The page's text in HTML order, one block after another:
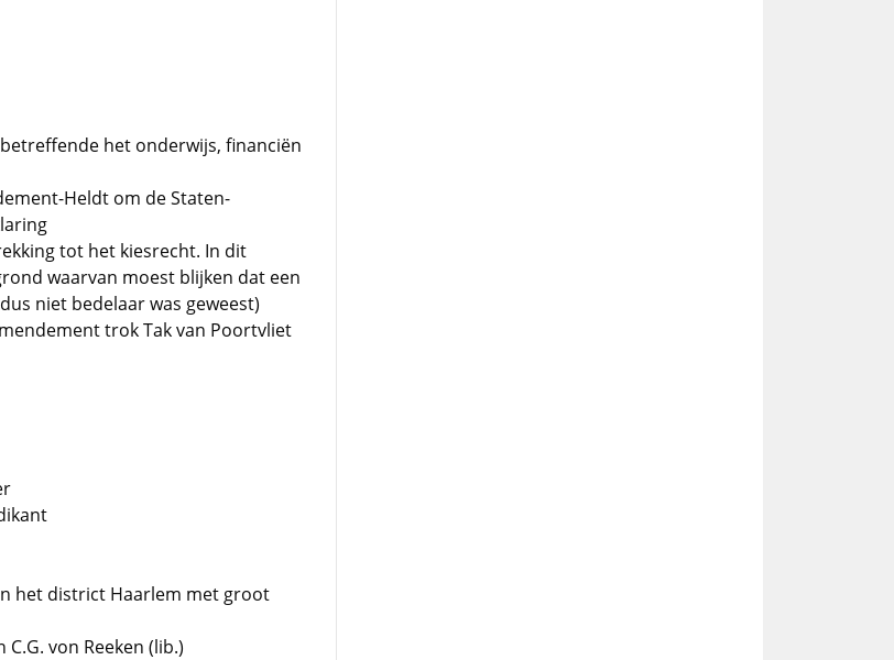
het onderwijs, financiën
Heldt om de Staten-
tot het kiesrecht. In dit
waarvan moest blijken dat een
niet bedelaar was geweest)
trok Tak van Poortvliet
het district Haarlem met groot
von Reeken (lib.)